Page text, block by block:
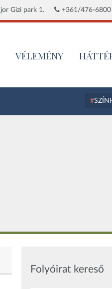
Gizi park 1. +361/476-6800
VÉLEMÉNY
Folyóirat kereső